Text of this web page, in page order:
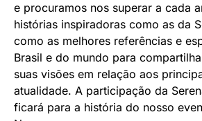
White: the way I see it-, o filme
patriarca traçou, em 1978, um
atletas de ponta e campeãs.
(Richard), Demi Singleton (Serena)
(Venus), o filme recebeu indicação
deste ano, levando a de Melhor
2021, a atleta afastou-se das